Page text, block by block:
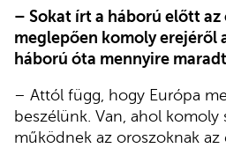
– Sokat írt a háború előtt az
meglepően komoly erejéről
háború óta mennyire
– Attól függ, hogy Európa
beszélünk. Van, ahol komoly
működnek az oroszoknak az